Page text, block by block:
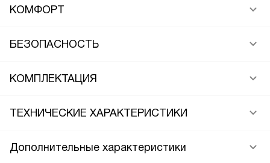
КОМФОРТ
БЕЗОПАСНОСТЬ
КОМПЛЕКТАЦИЯ
ТЕХНИЧЕСКИЕ ХАРАКТЕРИСТИКИ
Дополнительные характеристики